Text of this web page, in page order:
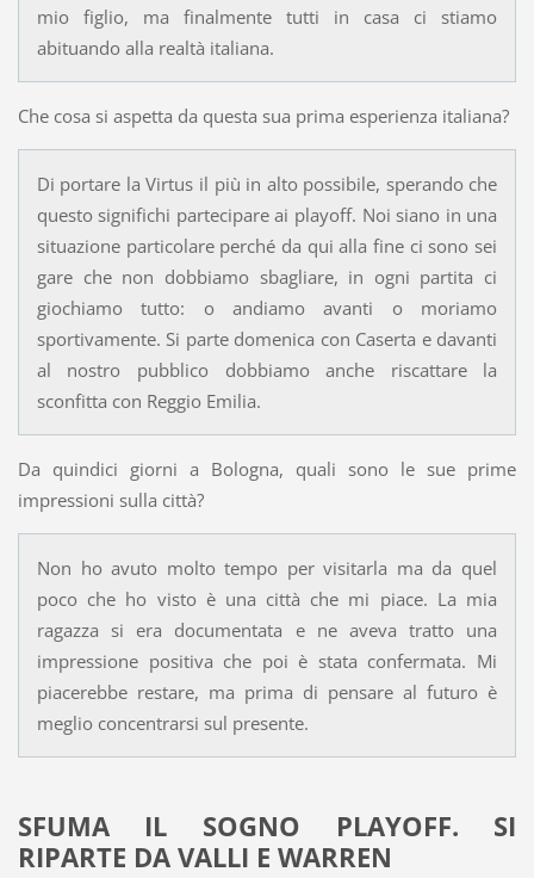
mio figlio, ma finalmente tutti in casa ci stiamo
abituando alla realtà italiana.
Che cosa si aspetta da questa sua prima esperienza italiana?
Di portare la Virtus il più in alto possibile, sperando che
questo significhi partecipare ai playoff. Noi siano in una
situazione particolare perché da qui alla fine ci sono sei
gare che non dobbiamo sbagliare, in ogni partita ci
giochiamo tutto: o andiamo avanti o moriamo
sportivamente. Si parte domenica con Caserta e davanti
al nostro pubblico dobbiamo anche riscattare la
sconfitta con Reggio Emilia.
Da quindici giorni a Bologna, quali sono le sue prime
impressioni sulla città?
Non ho avuto molto tempo per visitarla ma da quel
poco che ho visto è una città che mi piace. La mia
ragazza si era documentata e ne aveva tratto una
impressione positiva che poi è stata confermata. Mi
piacerebbe restare, ma prima di pensare al futuro è
meglio concentrarsi sul presente.
SFUMA IL SOGNO PLAYOFF. SI
RIPARTE DA VALLI E WARREN